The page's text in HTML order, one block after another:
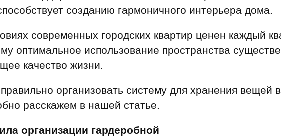
квартиры
Субсидии
Материнский капитал
Покупка онлайн
созданию гармоничного интерьера дома.
современных городских квартир ценен каждый
оптимальное использование пространства
качество жизни.
организовать систему для хранения вещей
расскажем в нашей статье.
организации гардеробной